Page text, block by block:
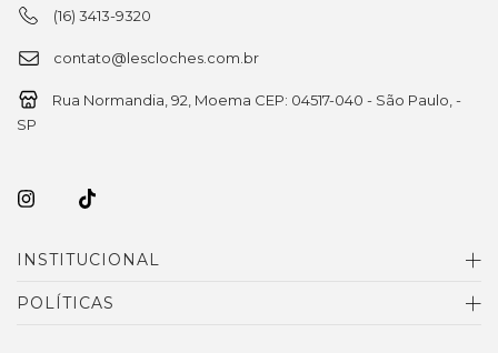
(16) 3413-9320
contato@lescloches.com.br
Rua Normandia, 92, Moema CEP: 04517-040 - São Paulo, -
SP
INSTITUCIONAL
POLÍTICAS